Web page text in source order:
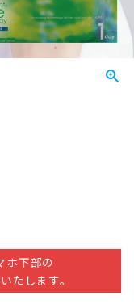
下部の
たします。